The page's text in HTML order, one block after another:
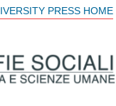
PRESS HOME